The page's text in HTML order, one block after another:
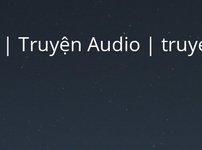
| Truyện Audio |